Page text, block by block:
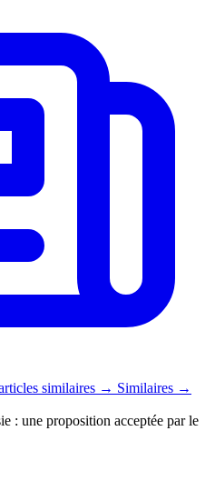
similaires → Similaires →